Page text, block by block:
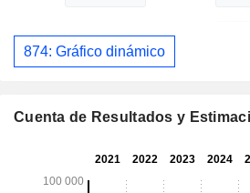
874: Gráfico dinámico
Cuenta de Resultados y